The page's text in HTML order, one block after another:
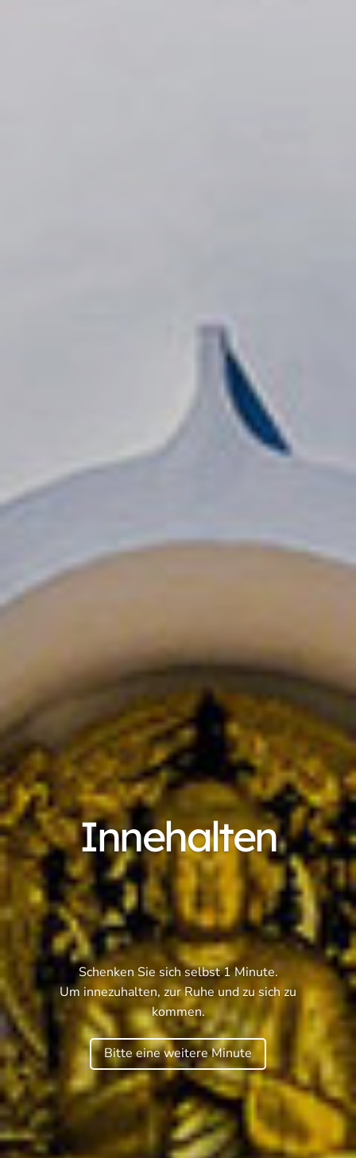
Innehalten
Schenken Sie sich selbst 1 Minute.
Um innezuhalten, zur Ruhe und zu sich zu
kommen.
Bitte eine weitere Minute